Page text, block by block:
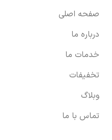
صفحه اصلی
درباره ما
خدمات ما
تخفیفات
وبلاگ
تماس با ما